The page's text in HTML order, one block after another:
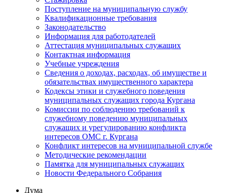
Поступление на муниципальную службу
Квалификационные требования
Законодательство
Информация для работодателей
Аттестация муниципальных служащих
Контактная информация
Учебные учреждения
Сведения о доходах, расходах, об имуществе и
обязательствах имущественного характера
Кодексы этики и служебного поведения
муниципальных служащих города Кургана
Комиссии по соблюдению требований к
служебному поведению муниципальных
служащих и урегулированию конфликта
интересов ОМС г. Кургана
Конфликт интересов на муниципальной службе
Методические рекомендации
Памятка для муниципальных служащих
Новости Федерального Cобрания
Дума